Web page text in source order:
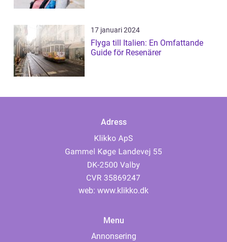
17 januari 2024
Flyga till Italien: En Omfattande
Guide för Resenärer
Adress
web: www.klikko.dk
Menu
Annonsering